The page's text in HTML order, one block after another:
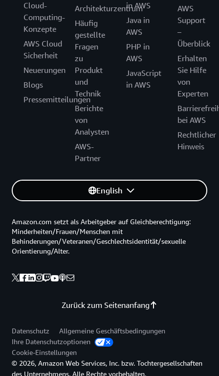
Cloud-
Computing-
Konzepte
AWS Cloud
Sicherheit
Neuerungen
Blogs
Pressemitteilungen
Architekturzentrum
Häufig
gestellte
Fragen
zu
Produkt
und
Technik
Berichte
von
Analysten
AWS-
Partner
in AWS
Java in
AWS
PHP in
AWS
JavaScript
in AWS
AWS
Support
–
Überblick
Erhalten
Sie Hilfe
von
Experten
bei AWS
Rechtlicher
Hinweis
English
Zurück zum Seitenanfang
Amazon.com setzt als Arbeitgeber auf Gleichberechtigung:
Minderheiten/Frauen/Menschen mit
Behinderungen/Veteranen/Geschlechtsidentität/sexuelle
Orientierung/Alter.
Datenschutz
Allgemeine Geschäftsbedingungen
Ihre Datenschutzoptionen
Cookie-Einstellungen
© 2026, Amazon Web Services, Inc. bzw. Tochtergesellschaften
des Unternehmens. Alle Rechte vorbehalten.